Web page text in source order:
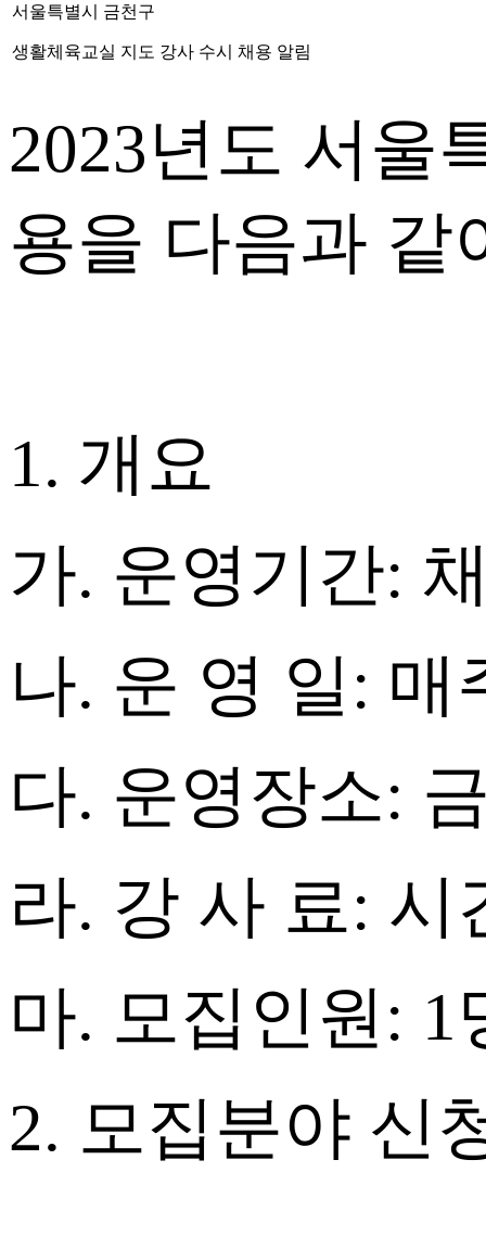
서울특별시 금천구
생활체육교실 지도 강사 수시 채용 알림
2023년도 서울
용을 다음과 같
1. 개요
가. 운영기간:
나. 운 영 일 : 매
다. 운영장소:
라. 강 사 료: 시
마. 모집인원 : 1
2. 모집분야 신